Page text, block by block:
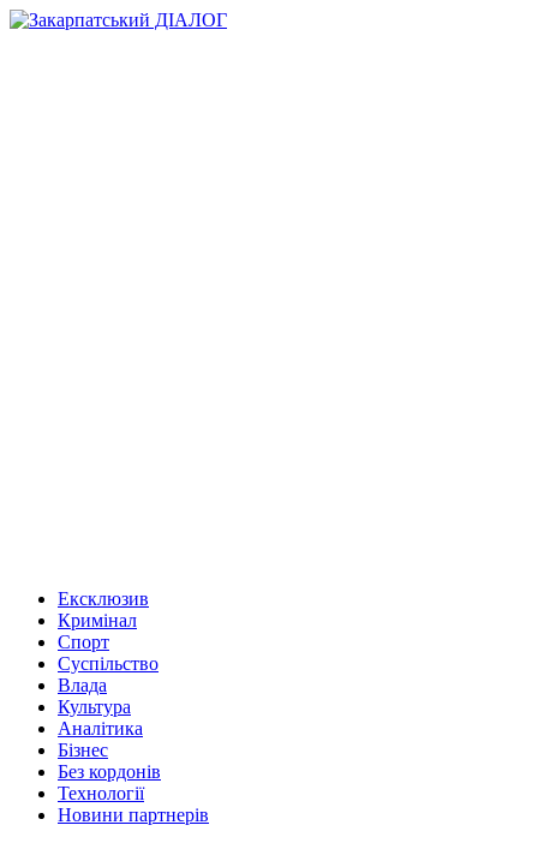
Ексклюзив
Кримінал
Спорт
Суспільство
Влада
Культура
Аналітика
Бізнес
Без кордонів
Технології
Новини партнерів